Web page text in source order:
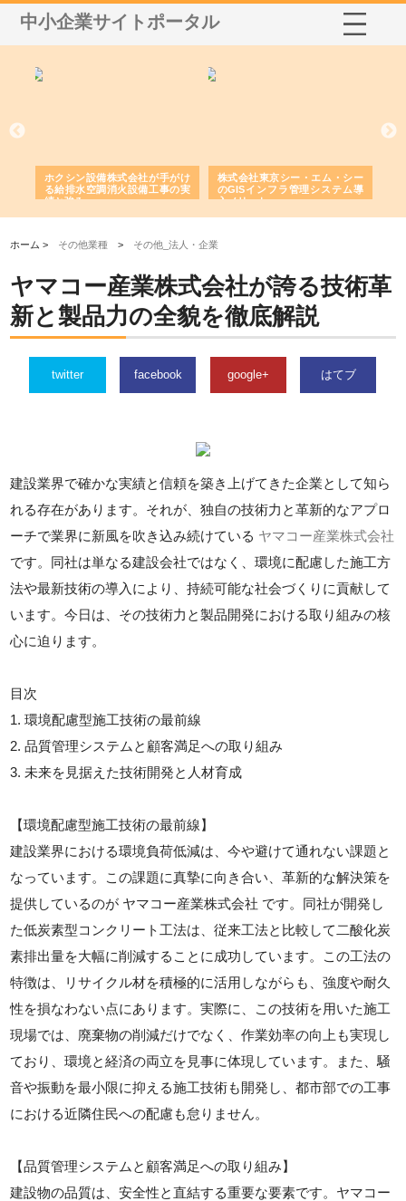
中小企業サイトポータル
ホクシン設備株式会社が手がけ
る給排水空調消火設備工事の実
績と強み
株式会社東京シー・エム・シー
のGISインフラ管理システム導
入メリット
ホーム > その他業種 > その他_法人・企業
ヤマコー産業株式会社が誇る技術革
新と製品力の全貌を徹底解説
twitter facebook google+ はてブ
建設業界で確かな実績と信頼を築き上げてきた企業として知ら
れる存在があります。それが、独自の技術力と革新的なアプロ
ーチで業界に新風を吹き込み続けている ヤマコー産業株式会社
です。同社は単なる建設会社ではなく、環境に配慮した施工方
法や最新技術の導入により、持続可能な社会づくりに貢献して
います。今日は、その技術力と製品開発における取り組みの核
心に迫ります。
目次
1. 環境配慮型施工技術の最前線
2. 品質管理システムと顧客満足への取り組み
3. 未来を見据えた技術開発と人材育成
【環境配慮型施工技術の最前線】
建設業界における環境負荷低減は、今や避けて通れない課題と
なっています。この課題に真摯に向き合い、革新的な解決策を
提供しているのが ヤマコー産業株式会社 です。同社が開発し
た低炭素型コンクリート工法は、従来工法と比較して二酸化炭
素排出量を大幅に削減することに成功しています。この工法の
特徴は、リサイクル材を積極的に活用しながらも、強度や耐久
性を損なわない点にあります。実際に、この技術を用いた施工
現場では、廃棄物の削減だけでなく、作業効率の向上も実現し
ており、環境と経済の両立を見事に体現しています。また、騒
音や振動を最小限に抑える施工技術も開発し、都市部での工事
における近隣住民への配慮も怠りません。
【品質管理システムと顧客満足への取り組み】
建設物の品質は、安全性と直結する重要な要素です。ヤマコー